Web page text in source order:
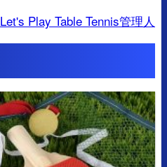
Let's Play Table Tennis管理人